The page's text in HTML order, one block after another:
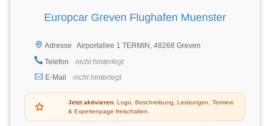
Europcar Greven Flughafen Muenster
Adresse
Airportallee 1 TERMIN, 48268 Greven
Telefon
nicht hinterlegt
E-Mail
nicht hinterlegt
Jetzt aktivieren: Logo, Beschreibung, Leistungen, Termine
& Expertenpage freischalten.